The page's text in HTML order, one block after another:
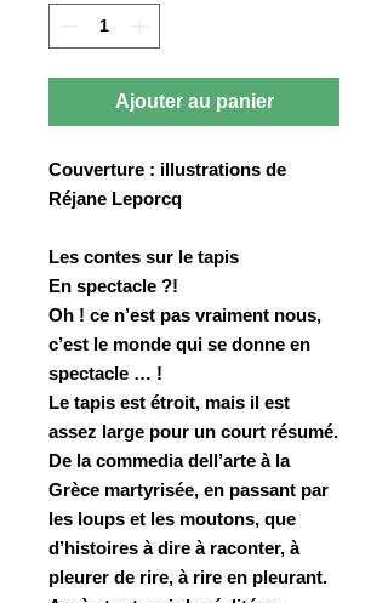
Ajouter au panier
Couverture : illustrations de
Réjane Leporcq
Les contes sur le tapis
En spectacle ?!
Oh ! ce n’est pas vraiment nous,
c’est le monde qui se donne en
spectacle … !
Le tapis est étroit, mais il est
assez large pour un court résumé.
De la commedia dell’arte à la
Grèce martyrisée, en passant par
les loups et les moutons, que
d’histoires à dire à raconter, à
pleurer de rire, à rire en pleurant.